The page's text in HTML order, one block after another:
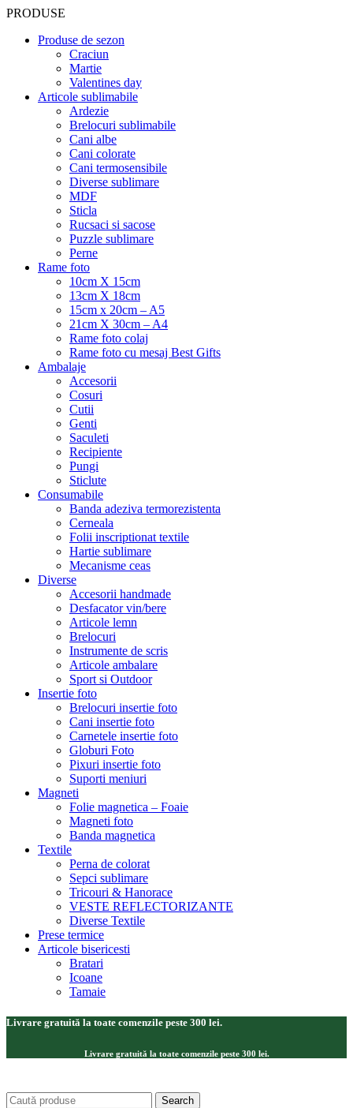
PRODUSE
Produse de sezon
Craciun
Martie
Valentines day
Articole sublimabile
Ardezie
Brelocuri sublimabile
Cani albe
Cani colorate
Cani termosensibile
Diverse sublimare
MDF
Sticla
Rucsaci si sacose
Puzzle sublimare
Perne
Rame foto
10cm X 15cm
13cm X 18cm
15cm x 20cm – A5
21cm X 30cm – A4
Rame foto colaj
Rame foto cu mesaj Best Gifts
Ambalaje
Accesorii
Cosuri
Cutii
Genti
Saculeti
Recipiente
Pungi
Sticlute
Consumabile
Banda adeziva termorezistenta
Cerneala
Folii inscriptionat textile
Hartie sublimare
Mecanisme ceas
Diverse
Accesorii handmade
Desfacator vin/bere
Articole lemn
Brelocuri
Instrumente de scris
Articole ambalare
Sport si Outdoor
Insertie foto
Brelocuri insertie foto
Cani insertie foto
Carnetele insertie foto
Globuri Foto
Pixuri insertie foto
Suporti meniuri
Magneti
Folie magnetica – Foaie
Magneti foto
Banda magnetica
Textile
Perna de colorat
Sepci sublimare
Tricouri & Hanorace
VESTE REFLECTORIZANTE
Diverse Textile
Prese termice
Articole bisericesti
Bratari
Icoane
Tamaie
Livrare gratuită la toate comenzile peste 300 lei.
Livrare gratuită la toate comenzile peste 300 lei.
Search